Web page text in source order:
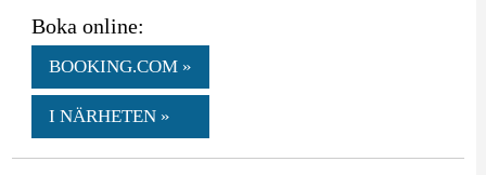
Boka online:
BOOKING.COM »
I NÄRHETEN »